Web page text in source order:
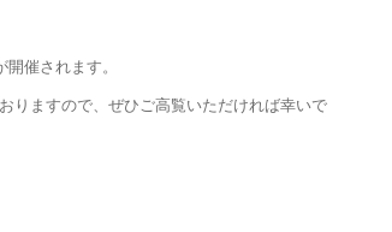
催されます。
りますので、ぜひご高覧いただければ幸いで